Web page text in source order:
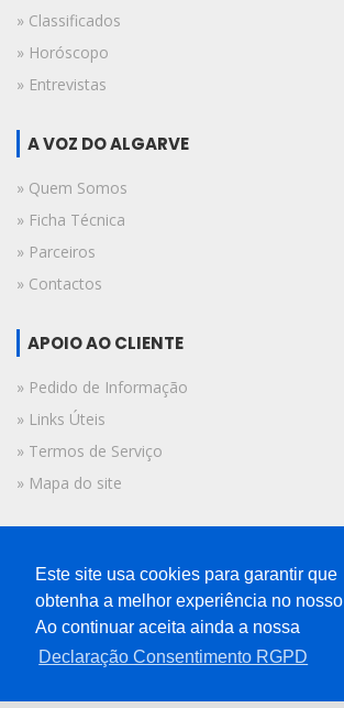
» Classificados
» Horóscopo
» Entrevistas
A VOZ DO ALGARVE
» Quem Somos
» Ficha Técnica
» Parceiros
» Contactos
APOIO AO CLIENTE
» Pedido de Informação
» Links Úteis
» Termos de Serviço
» Mapa do site
© 2019 A Voz do Algarve.
Todos os direitos reservados.
Este site usa cookies para garantir que
obtenha a melhor experiência no
Ao continuar aceita ainda a nossa
Declaração Consentimento RGPD